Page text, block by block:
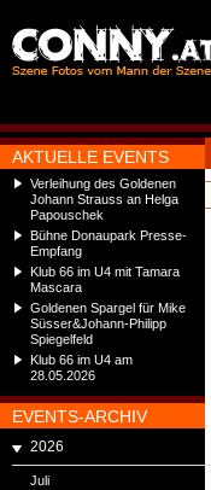
AKTUELLE EVENTS
Verleihung des Goldenen
Johann Strauss an Helga
Papouschek
Bühne Donaupark Presse-
Empfang
Klub 66 im U4 mit Tamara
Mascara
Goldenen Spargel für Mike
Süsser&Johann-Philipp
Spiegelfeld
Klub 66 im U4 am
28.05.2026
EVENTS-ARCHIV
2026
Juli